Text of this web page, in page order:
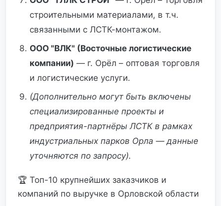
строительными материалами, в т.ч.
связанными с ЛСТК-монтажом.
ООО "ВЛК" (Восточные логистические
компании) — г. Орёл – оптовая торговля
и логистические услуги.
(Дополнительно могут быть включены
специализированные проекты и
предприятия-партнёры ЛСТК в рамках
индустриальных парков Орла — данные
уточняются по запросу).
🏆 Топ-10 крупнейших заказчиков и
компаний по выручке в Орловской области